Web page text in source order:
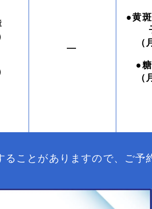
―
●黄
（
●
（
ことがありますので、ご予